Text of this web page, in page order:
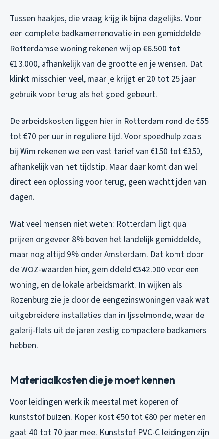
Tussen haakjes, die vraag krijg ik bijna dagelijks. Voor
een complete badkamerrenovatie in een gemiddelde
Rotterdamse woning rekenen wij op €6.500 tot
€13.000, afhankelijk van de grootte en je wensen. Dat
klinkt misschien veel, maar je krijgt er 20 tot 25 jaar
gebruik voor terug als het goed gebeurt.
De arbeidskosten liggen hier in Rotterdam rond de €55
tot €70 per uur in reguliere tijd. Voor spoedhulp zoals
bij Wim rekenen we een vast tarief van €150 tot €350,
afhankelijk van het tijdstip. Maar daar komt dan wel
direct een oplossing voor terug, geen wachttijden van
dagen.
Wat veel mensen niet weten: Rotterdam ligt qua
prijzen ongeveer 8% boven het landelijk gemiddelde,
maar nog altijd 9% onder Amsterdam. Dat komt door
de WOZ-waarden hier, gemiddeld €342.000 voor een
woning, en de lokale arbeidsmarkt. In wijken als
Rozenburg zie je door de eengezinswoningen vaak wat
uitgebreidere installaties dan in Ijsselmonde, waar de
galerij-flats uit de jaren zestig compactere badkamers
hebben.
Materiaalkosten die je moet kennen
Voor leidingen werk ik meestal met koperen of
kunststof buizen. Koper kost €50 tot €80 per meter en
gaat 40 tot 70 jaar mee. Kunststof PVC-C leidingen zijn